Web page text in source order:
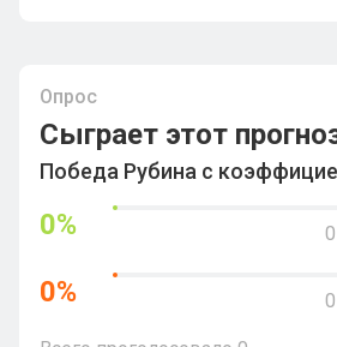
Опрос
Сыграет этот
Победа Рубина с
0% 0
0% 0